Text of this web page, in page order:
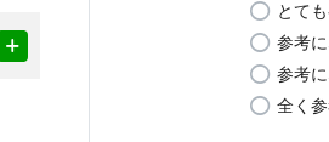
とて
参考
参考
全く